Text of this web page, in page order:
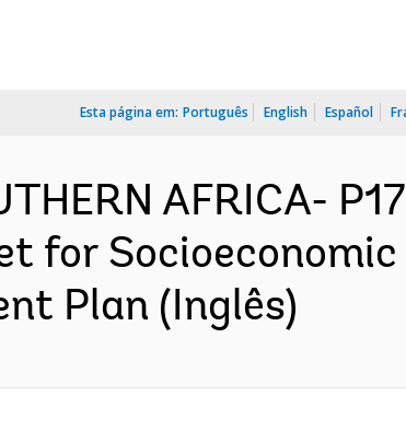
Esta página em: Português English Español
AFRICA-
for Socioeconomic
Plan (Inglês)